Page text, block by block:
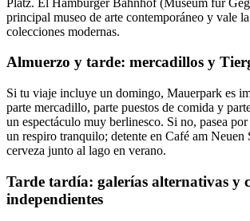
principal museo de arte contemporáneo y vale
colecciones modernas.
Almuerzo y tarde: mercadillos y
Si tu viaje incluye un domingo, Mauerpark es
parte mercadillo, parte puestos de comida y
un espectáculo muy berlinesco. Si no, pasea
un respiro tranquilo; detente en Café am Neuen
cerveza junto al lago en verano.
Tarde tardía: galerías alternativas y
independientes